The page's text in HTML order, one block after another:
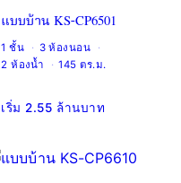
แบบบ้าน KS-CP6501
1 ชั้น
3 ห้องนอน
2 ห้องน้ำ
145 ตร.ม.
เริ่ม 2.55 ล้านบาท